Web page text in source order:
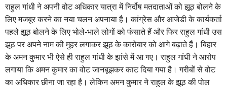
राहुल गांधी ने अपनी वोट अधिकार यात्रा में निर्दोष मतदाताओं को झूठ बोलने के
लिए मजबूर करने का नया चलन अपनाया है। कांग्रेस और आजेडी के कार्यकर्ता
पहले झूठ बोलने के लिए भोले-भाले लोगों को फंसाते हैं और फिर राहुल गांधी उस
झूठ पर अपने नाम की मुहर लगाकर झूठ के कारोबार को आगे बढ़ाते हैं। बिहार
के अमन कुमार भी ऐसे ही राहुल गांधी के झांसे में आ गए। राहुल गांधी ने आरोप
लगाया कि अमन कुमार का वोट जानबूझकर काट दिया गया है। गरीबों से वोट
का अधिकार छीना जा रहा है। लेकिन अमन कुमार ने राहुल के झूठ की पोल